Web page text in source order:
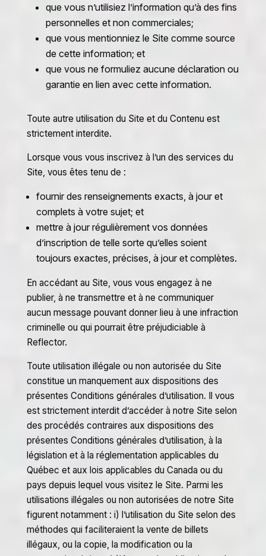
que vous n’utilisiez l’information qu’à des fins
personnelles et non commerciales;
que vous mentionniez le Site comme source
de cette information; et
que vous ne formuliez aucune déclaration ou
garantie en lien avec cette information.
Toute autre utilisation du Site et du Contenu est
strictement interdite.
Lorsque vous vous inscrivez à l’un des services du
Site, vous êtes tenu de :
fournir des renseignements exacts, à jour et
complets à votre sujet; et
mettre à jour régulièrement vos données
d’inscription de telle sorte qu’elles soient
toujours exactes, précises, à jour et complètes.
En accédant au Site, vous vous engagez à ne
publier, à ne transmettre et à ne communiquer
aucun message pouvant donner lieu à une infraction
criminelle ou qui pourrait être préjudiciable à
Reflector.
Toute utilisation illégale ou non autorisée du Site
constitue un manquement aux dispositions des
présentes Conditions générales d’utilisation. Il vous
est strictement interdit d’accéder à notre Site selon
des procédés contraires aux dispositions des
présentes Conditions générales d’utilisation, à la
législation et à la réglementation applicables du
Québec et aux lois applicables du Canada ou du
pays depuis lequel vous visitez le Site. Parmi les
utilisations illégales ou non autorisées de notre Site
figurent notamment : i) l’utilisation du Site selon des
méthodes qui faciliteraient la vente de billets
illégaux, ou la copie, la modification ou la